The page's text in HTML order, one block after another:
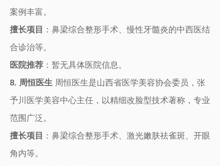
案例丰富。
擅长项目 ：鼻梁综合整形手术、慢性牙髓炎的中西医结
合诊治等。
医院推荐：暂无具体医院信息。
8. 周恒医生周恒医生是山西省医学美容协会委员，张
予川医学美容中心主任，以精细改脸型技术著称，专业
范围广泛。
擅长项目 ：鼻梁综合整形手术、激光嫩肤祛雀斑、开眼
角内等。